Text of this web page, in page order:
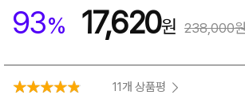
93% 17,620 238,000
11개 상품평